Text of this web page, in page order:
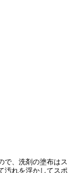
で、洗剤の塗布はス
汚れを浮かしてスポ